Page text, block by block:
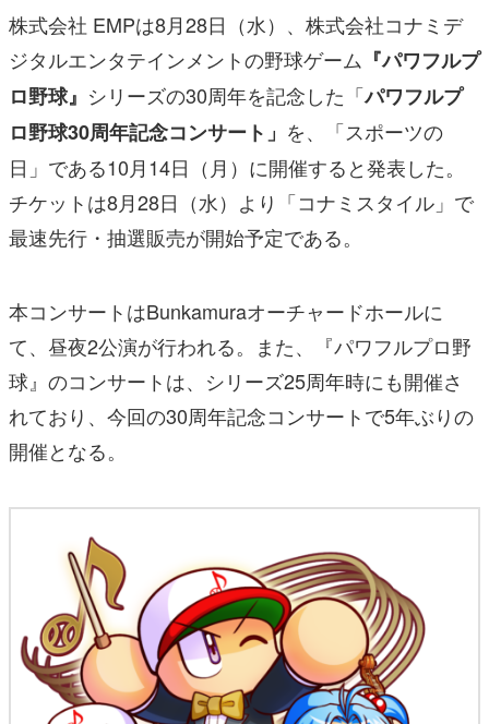
アプリレビュー
その他
電ファミニコゲーマーとは？
運営：株式会社マレ
株式会社 EMPは8月28日（水）、株式会社コナミデ
ジタルエンタテインメントの野球ゲーム 『パワフルプ
ロ野球』 シリーズの30周年を記念した「パワフルプ
ロ野球30周年記念コンサート」 を、「スポーツの
日」である10月14日（月）に開催すると発表した。
チケットは8月28日（水）より「コナミスタイル」で
最速先行・抽選販売が開始予定である。
本コンサートはBunkamuraオーチャードホールに
て、昼夜2公演が行われる。また、『パワフルプロ野
球』のコンサートは、シリーズ25周年時にも開催さ
れており、今回の30周年記念コンサートで5年ぶりの
開催となる。